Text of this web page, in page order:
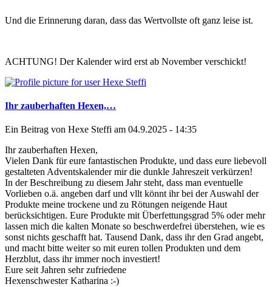
Und die Erinnerung daran, dass das Wertvollste oft ganz leise ist.
ACHTUNG! Der Kalender wird erst ab November verschickt!
Ihr zauberhaften Hexen,…
Ein Beitrag von Hexe Steffi am 04.9.2025 - 14:35
Ihr zauberhaften Hexen,
Vielen Dank für eure fantastischen Produkte, und dass eure liebevoll
gestalteten Adventskalender mir die dunkle Jahreszeit verkürzen!
In der Beschreibung zu diesem Jahr steht, dass man eventuelle
Vorlieben o.ä. angeben darf und vllt könnt ihr bei der Auswahl der
Produkte meine trockene und zu Rötungen neigende Haut
berücksichtigen. Eure Produkte mit Überfettungsgrad 5% oder mehr
lassen mich die kalten Monate so beschwerdefrei überstehen, wie es
sonst nichts geschafft hat. Tausend Dank, dass ihr den Grad angebt,
und macht bitte weiter so mit euren tollen Produkten und dem
Herzblut, dass ihr immer noch investiert!
Eure seit Jahren sehr zufriedene
Hexenschwester Katharina :-)